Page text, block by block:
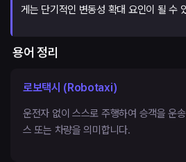
게는 단기적인 변동성 확대 요인이 될 수
용어 정리
로보택시 (Robotaxi)
운전자 없이 스스로 주행하여 승객을 운
스 또는 차량을 의미합니다.